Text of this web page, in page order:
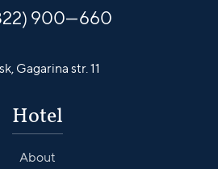
900—660
Gagarina str. 11
Hotel
About